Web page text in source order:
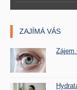
ZAJÍMÁ VÁS
Zájem